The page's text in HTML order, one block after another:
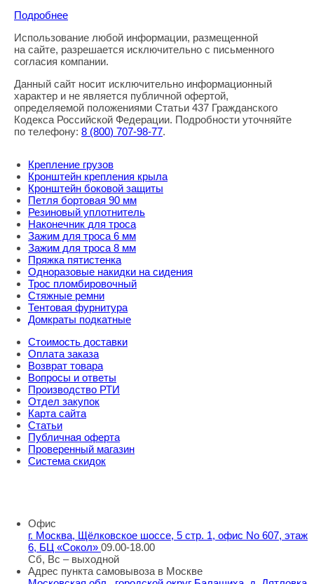
Подробнее
Правовая информация
Использование любой информации, размещенной
на сайте, разрешается исключительно с письменного
согласия компании.
Данный сайт носит исключительно информационный
характер и не является публичной офертой,
определяемой положениями Статьи 437 Гражданского
Кодекса Российской Федерации. Подробности уточняйте
по телефону: 8 (800) 707-98-77.
Крепление грузов
Кронштейн крепления крыла
Кронштейн боковой защиты
Петля бортовая 90 мм
Резиновый уплотнитель
Наконечник для троса
Зажим для троса 6 мм
Зажим для троса 8 мм
Пряжка пятистенка
Одноразовые накидки на сидения
Трос пломбировочный
Стяжные ремни
Тентовая фурнитура
Домкраты подкатные
Стоимость доставки
Оплата заказа
Возврат товара
Вопросы и ответы
Производство РТИ
Отдел закупок
Карта сайта
Статьи
Публичная оферта
Проверенный магазин
Система скидок
Офис
г. Москва, Щёлковское шоссе, 5 стр. 1, офис No 607, этаж
6, БЦ «Сокол» 09.00-18.00
Сб, Вс – выходной
Адрес пункта самовывоза в Москве